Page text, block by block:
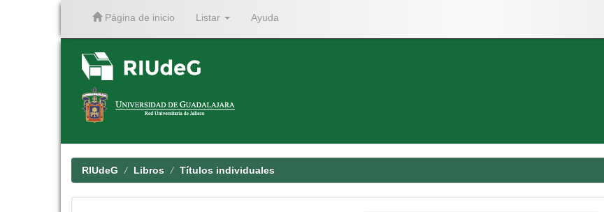
Página de inicio Listar Ayuda
RIUdeG Libros Títulos individuales